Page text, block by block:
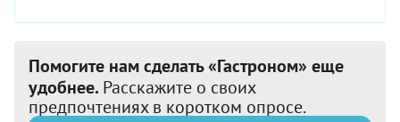
Помогите нам сделать «Гастроном» еще
удобнее. Расскажите о своих
предпочтениях в коротком опросе.